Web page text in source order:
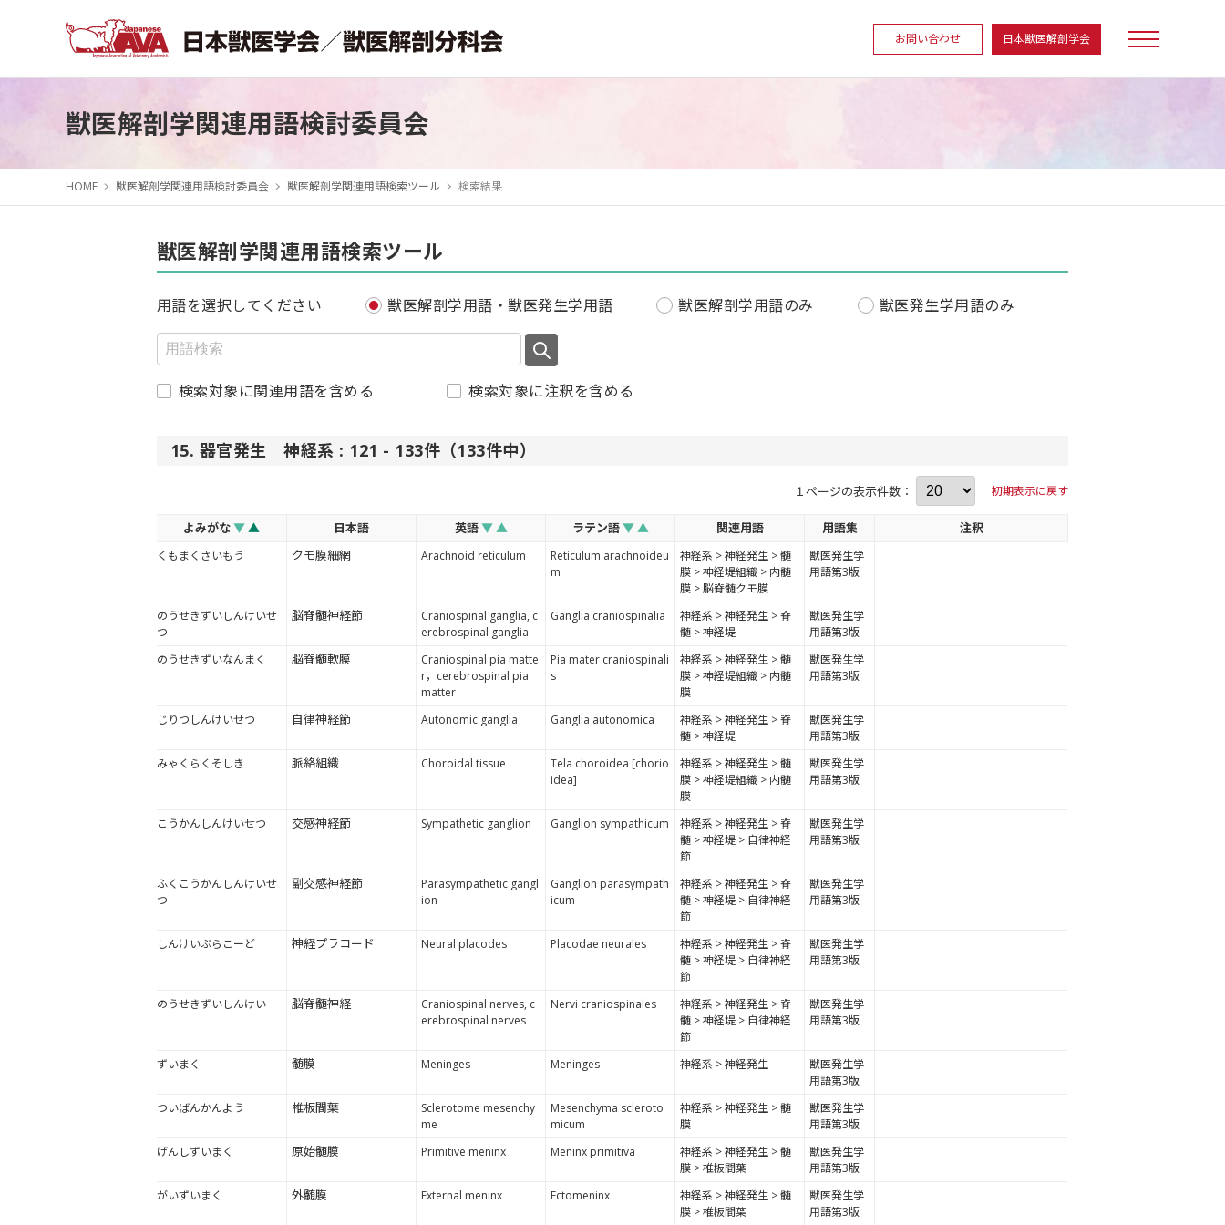
お問い合わせ 日本獣医解剖学会
獣医解剖学関連用語検討委員会
HOME 獣医解剖学関連用語検討委員会 獣医解剖学関連用語検索ツール 検索結果
獣医解剖学関連用語検索ツール
用語を選択してください 獣医解剖学用語・獣医発生学用語 獣医解剖学用語のみ 獣医発生学用語のみ
検索対象に関連用語を含める 検索対象に注釈を含める
15. 器官発生 神経系 : 121 - 133件（133件中）
１ページの表示件数： 初期表示に戻す
よみがな▼▲ 日本語 英語▼▲ ラテン語▼▲ 関連用語 用語集 注釈
くもまくさいもう クモ膜細網 Arachnoid reticulum
Reticulum arachnoideu
m
神経系 > 神経発生 > 髄
膜 > 神経堤組織 > 内髄
膜 > 脳脊髄クモ膜
獣医発生学
用語第3版
のうせきずいしんけいせ
つ
脳脊髄神経節
Craniospinal ganglia, c
erebrospinal ganglia
Ganglia craniospinalia
神経系 > 神経発生 > 脊
髄 > 神経堤
獣医発生学
用語第3版
のうせきずいなんまく
脳脊髄軟膜
Craniospinal pia matte
r，cerebrospinal pia
matter
Pia mater craniospinali
s
神経系 > 神経発生 > 髄
膜 > 神経堤組織 > 内髄
膜
獣医発生学
用語第3版
じりつしんけいせつ 自律神経節 Autonomic ganglia Ganglia autonomica
神経系 > 神経発生 > 脊
髄 > 神経堤
獣医発生学
用語第3版
みゃくらくそしき
脈絡組織 Choroidal tissue
Tela choroidea [chorio
idea]
神経系 > 神経発生 > 髄
膜 > 神経堤組織 > 内髄
膜
獣医発生学
用語第3版
こうかんしんけいせつ 交感神経節 Sympathetic ganglion Ganglion sympathicum
神経系 > 神経発生 > 脊
髄 > 神経堤 > 自律神経
節
獣医発生学
用語第3版
ふくこうかんしんけいせ
つ
副交感神経節
Parasympathetic gangl
ion
Ganglion parasympath
icum
神経系 > 神経発生 > 脊
髄 > 神経堤 > 自律神経
節
獣医発生学
用語第3版
しんけいぷらこーど 神経プラコード Neural placodes Placodae neurales
神経系 > 神経発生 > 脊
髄 > 神経堤 > 自律神経
節
獣医発生学
用語第3版
のうせきずいしんけい 脳脊髄神経
Craniospinal nerves, c
erebrospinal nerves
Nervi craniospinales
神経系 > 神経発生 > 脊
髄 > 神経堤 > 自律神経
節
獣医発生学
用語第3版
ずいまく 髄膜 Meninges Meninges 神経系 > 神経発生
獣医発生学
用語第3版
ついばんかんよう
椎板間葉
Sclerotome mesenchy
me
Mesenchyma scleroto
micum
神経系 > 神経発生 > 髄
膜
獣医発生学
用語第3版
げんしずいまく
原始髄膜 Primitive meninx Meninx primitiva
神経系 > 神経発生 > 髄
膜 > 椎板間葉
獣医発生学
用語第3版
がいずいまく
外髄膜 External meninx Ectomeninx
神経系 > 神経発生 > 髄
膜 > 椎板間葉
獣医発生学
用語第3版